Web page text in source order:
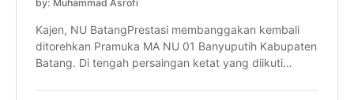
by: Muhammad Asrofi
Kajen, NU BatangPrestasi membanggakan kembali
ditorehkan Pramuka MA NU 01 Banyuputih Kabupaten
Batang. Di tengah persaingan ketat yang diikuti